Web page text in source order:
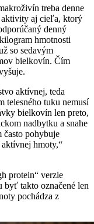
treba denne
aj cieľa, ktorý
denný
hmotnosti
so sedavým
bielkovín. Čím
aktívnej, teda
telesného tuku nemusí
bielkovín len preto,
nadbytku a snahe
často pohybuje
hmoty,“
protein“ verzie
byť takto označené len
pochádza z